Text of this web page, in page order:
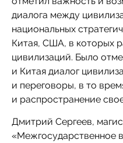
диалога между
национальных
Китая, США, в которых
цивилизаций. Было
и Китая диалог
и переговоры, в то
и распространение
Дмитрий Сергеев,
«Межгосударственное